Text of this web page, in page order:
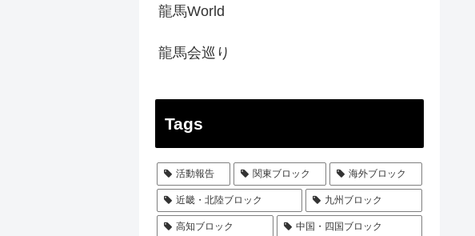
龍馬World
龍馬会巡り
Tags
活動報告 関東ブロック 海外ブロック
近畿・北陸ブロック 九州ブロック
高知ブロック 中国・四国ブロック